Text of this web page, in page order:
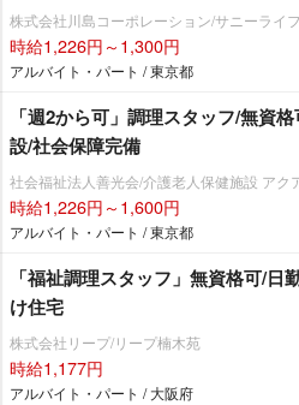
株式会社川島コーポレーション/サニーライ
時給1,226円～1,300円
アルバイト・パート / 東京都
「週2から可」調理スタッフ/無資
設/社会保障完備
社会福祉法人善光会/介護老人保健施設 アク
時給1,226円～1,600円
アルバイト・パート / 東京都
「福祉調理スタッフ」無資格可/日
け住宅
株式会社リープ/リープ楠木苑
時給1,177円
アルバイト・パート / 大阪府